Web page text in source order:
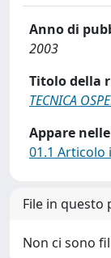
Anno di
2003
Titolo della
TECNICA
Appare
01.1 Articolo
File in questo
Non ci sono